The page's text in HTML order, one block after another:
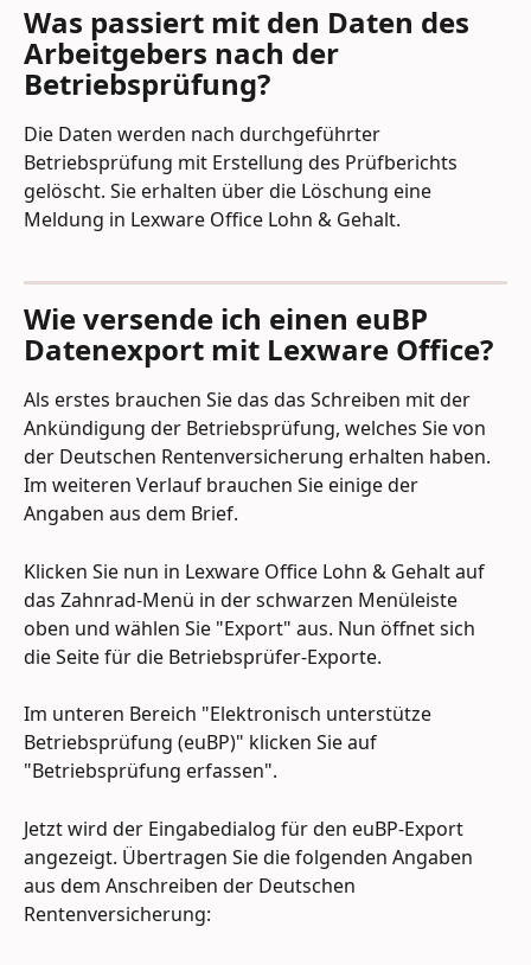
Was passiert mit den Daten des
Arbeitgebers nach der
Betriebsprüfung?
Die Daten werden nach durchgeführter
Betriebsprüfung mit Erstellung des Prüfberichts
gelöscht. Sie erhalten über die Löschung eine
Meldung in Lexware Office Lohn & Gehalt.
Wie versende ich einen euBP
Datenexport mit Lexware Office?
Als erstes brauchen Sie das das Schreiben mit der
Ankündigung der Betriebsprüfung, welches Sie von
der Deutschen Rentenversicherung erhalten haben.
Im weiteren Verlauf brauchen Sie einige der
Angaben aus dem Brief.
Klicken Sie nun in Lexware Office Lohn & Gehalt auf
das Zahnrad-Menü in der schwarzen Menüleiste
oben und wählen Sie "Export" aus. Nun öffnet sich
die Seite für die Betriebsprüfer-Exporte.
Im unteren Bereich "Elektronisch unterstütze
Betriebsprüfung (euBP)" klicken Sie auf
"Betriebsprüfung erfassen".
Jetzt wird der Eingabedialog für den euBP-Export
angezeigt. Übertragen Sie die folgenden Angaben
aus dem Anschreiben der Deutschen
Rentenversicherung: